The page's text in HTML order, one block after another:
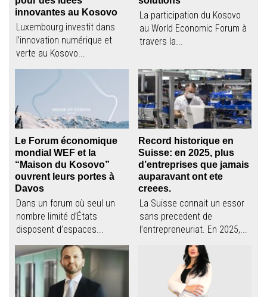
innovantes au Kosovo
Luxembourg investit dans
l’innovation numérique et
verte au Kosovo...
La participation du Kosovo
au World Economic Forum à
travers la...
Le Forum économique
mondial WEF et la
“Maison du Kosovo”
ouvrent leurs portes à
Davos
Dans un forum où seul un
nombre limité d’États
disposent d’espaces...
Record historique en
Suisse: en 2025, plus
d’entreprises que jamais
auparavant ont ete
creees.
La Suisse connait un essor
sans precedent de
l’entrepreneuriat. En 2025,...